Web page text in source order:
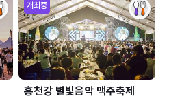
개최중
홍천강 별빛음악 맥주축제